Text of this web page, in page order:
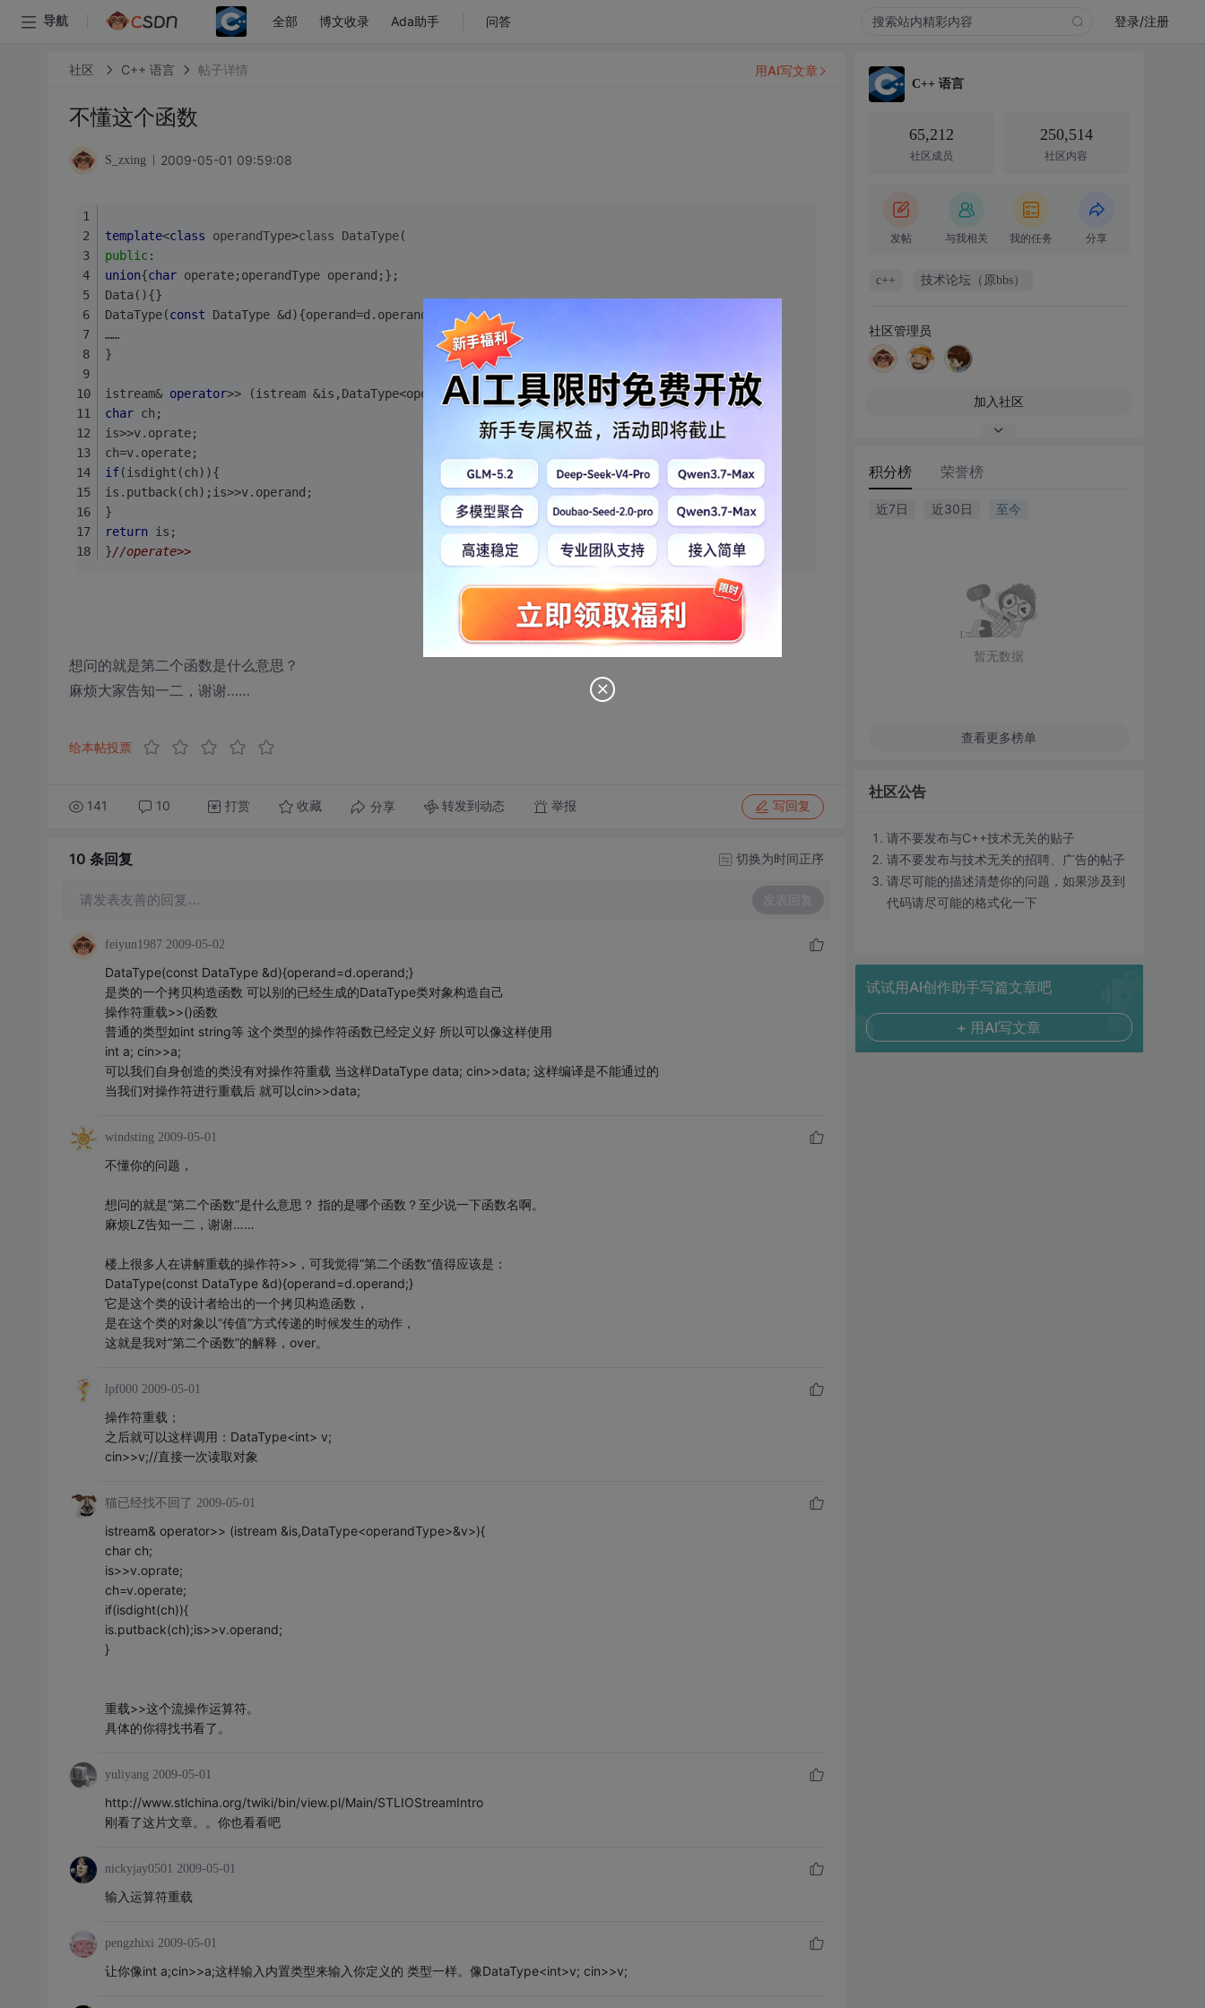
导航 全部 博文收录 Ada助手 问答 登录/注册
社区 C++ 语言 帖子详情
不懂这个函数
S_zxing 2009-05-01 09:59:08
template<class operandType>class DataType(
public:
union{char operate;operandType operand;};
Data(){}
DataType(const DataType &d){operand=d.operand;}
……
}
istream& operator>> (istream &is,DataType<operandType>&v>){
char ch;
is>>v.oprate;
ch=v.operate;
if(isdight(ch)){
is.putback(ch);is>>v.operand;
}
return is;
}//operate>>
想问的就是第二个函数是什么意思？
麻烦大家告知一二，谢谢……
给本帖投票
141 10 打赏 收藏 分享 转发到动态 举报 写回复
用AI写文章
10 条回复 切换为时间正序
请发表友善的回复… 发表回复
feiyun1987 2009-05-02
DataType(const DataType &d){operand=d.operand;}
是类的一个拷贝构造函数 可以别的已经生成的DataType类对象构造自己
操作符重载>>()函数
普通的类型如int string等 这个类型的操作符函数已经定义好 所以可以像这样使用
int a; cin>>a;
可以我们自身创造的类没有对操作符重载 当这样DataType data; cin>>data; 这样编译是不能通过的
当我们对操作符进行重载后 就可以cin>>data;
windsting 2009-05-01
不懂你的问题，
想问的就是“第二个函数”是什么意思？ 指的是哪个函数？至少说一下函数名啊。
麻烦LZ告知一二，谢谢……
楼上很多人在讲解重载的操作符>>，可我觉得“第二个函数”值得应该是：
DataType(const DataType &d){operand=d.operand;}
它是这个类的设计者给出的一个拷贝构造函数，
是在这个类的对象以“传值”方式传递的时候发生的动作，
这就是我对“第二个函数”的解释，over。
lpf000 2009-05-01
操作符重载；
之后就可以这样调用：DataType<int> v;
cin>>v;//直接一次读取对象
猫已经找不回了 2009-05-01
istream& operator>> (istream &is,DataType<operandType>&v>){
char ch;
is>>v.oprate;
ch=v.operate;
if(isdight(ch)){
is.putback(ch);is>>v.operand;
}
重载>>这个流操作运算符。
具体的你得找书看了。
yuliyang 2009-05-01
http://www.stlchina.org/twiki/bin/view.pl/Main/STLIOStreamIntro
刚看了这片文章。。你也看看吧
nickyjay0501 2009-05-01
输入运算符重载
pengzhixi 2009-05-01
让你像int a;cin>>a;这样输入内置类型来输入你定义的 类型一样。像DataType<int>v; cin>>v;
C++ 语言
65,212
社区成员
250,514
社区内容
发帖 与我相关 我的任务 分享
c++ 技术论坛（原bbs）
社区管理员
加入社区
积分榜 荣誉榜
近7日 近30日 至今
暂无数据
查看更多榜单
社区公告
请不要发布与C++技术无关的贴子
请不要发布与技术无关的招聘、广告的帖子
请尽可能的描述清楚你的问题，如果涉及到
代码请尽可能的格式化一下
试试用AI创作助手写篇文章吧
+ 用AI写文章